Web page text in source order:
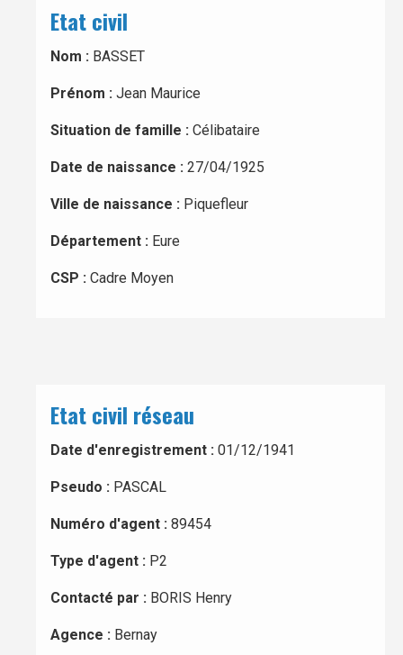
Etat civil
Nom : BASSET
Prénom : Jean Maurice
Situation de famille : Célibataire
Date de naissance : 27/04/1925
Ville de naissance : Piquefleur
Département : Eure
CSP : Cadre Moyen
Etat civil réseau
Date d'enregistrement : 01/12/1941
Pseudo : PASCAL
Numéro d'agent : 89454
Type d'agent : P2
Contacté par : BORIS Henry
Agence : Bernay